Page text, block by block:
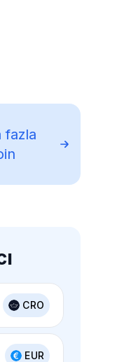
fazla
CRO
EUR